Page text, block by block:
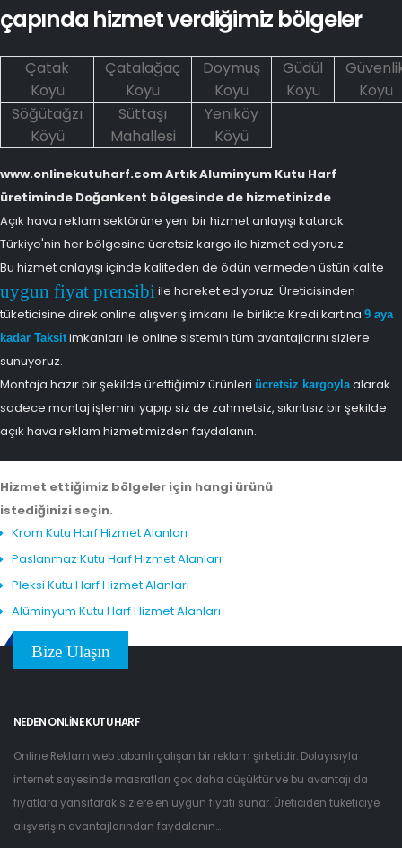
çapında hizmet verdiğimiz bölgeler
Çatak
Köyü
Çatalağaç
Köyü
Doymuş
Köyü
Güdül
Köyü
Köyü
Söğütağzı
Köyü
Süttaşı
Mahallesi
Yeniköy
Köyü
www.onlinekutuharf.com Artık Aluminyum Kutu Harf
üretiminde Doğankent bölgesinde de hizmetinizde
Açık hava reklam sektörüne yeni bir hizmet anlayışı katarak
Türkiye'nin her bölgesine ücretsiz kargo ile hizmet ediyoruz.
Bu hizmet anlayışı içinde kaliteden de ödün vermeden üstün kalite
uygun fiyat prensibi ile hareket ediyoruz. Üreticisinden
tüketicisine direk online alışveriş imkanı ile birlikte Kredi kartına 9 aya
kadar Taksitimkanları ile online sistemin tüm avantajlarını sizlere
sunuyoruz.
Montaja hazır bir şekilde ürettiğimiz ürünleri ücretsiz kargoylaalarak
sadece montaj işlemini yapıp siz de zahmetsiz, sıkıntısız bir şekilde
açık hava reklam hizmetimizden faydalanın.
Hizmet ettiğimiz bölgeler için hangi ürünü
istediğinizi seçin.
Krom Kutu Harf Hizmet Alanları
Paslanmaz Kutu Harf Hizmet Alanları
Pleksi Kutu Harf Hizmet Alanları
Alüminyum Kutu Harf Hizmet Alanları
Bize Ulaşın
NEDEN ONLINE KUTU HARF
Online Reklam web tabanlı çalışan bir reklam şirketidir. Dolayısıyla
internet sayesinde masrafları çok daha düşüktür ve bu avantajı da
fiyatlara yansıtarak sizlere en uygun fiyatı sunar. Üreticiden tüketiciye
alışverişin avantajlarından faydalanın...